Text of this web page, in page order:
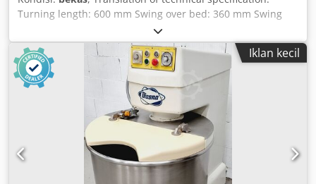
Turning length: 600 mm Swing over bed: 360 mm Swing
over cross slide: 190 mm Bed width: 295 mm Spindle
speed range: 45 - 2240 rpm Spindle bore: 33.0 mm
Tailstock quill taper: MT 3 Longitudinal feed: 0.02 – 0.8
mm/rev Cross feed: 0.0125 – 0.5 mm/rev Total power
requirement: 5.5 kW Machine weight: approx. 1900 kg
Dimensions (L x W x H): 2050 x 950 x 1280 mm Completely
overhauled and repainted in 2013 Approximate cost:
€16,000 Djdpfxjxaamuo Ahzjck Equipment: - WMW NILES 3-
jaw chuck Ø 200 mm - Multifix toolholder size B with tool
inserts - Live centres - Chuck key - Sliding tailstock -
Operating manual
Iklan kecil